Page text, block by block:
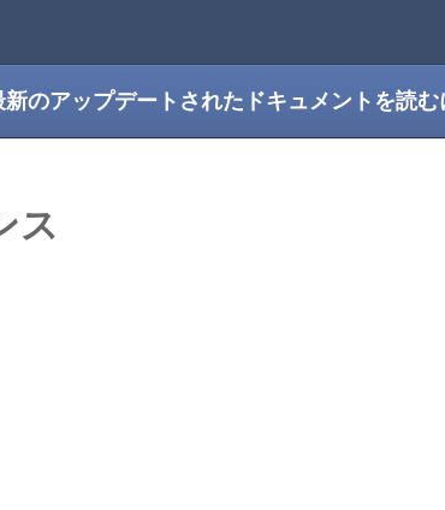
のアップデートされたドキュメントを読
ス